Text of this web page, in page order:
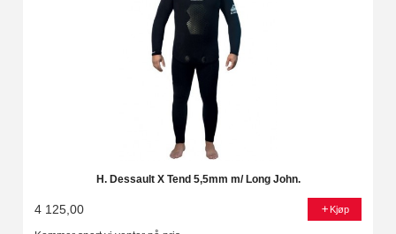
H. Dessault X Tend 5,5mm m/ Long John.
4 125,00 Kjøp